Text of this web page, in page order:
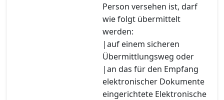
Person versehen ist, darf
wie folgt übermittelt
werden:
|auf einem sicheren
Übermittlungsweg oder
|an das für den Empfang
elektronischer Dokumente
eingerichtete Elektronische